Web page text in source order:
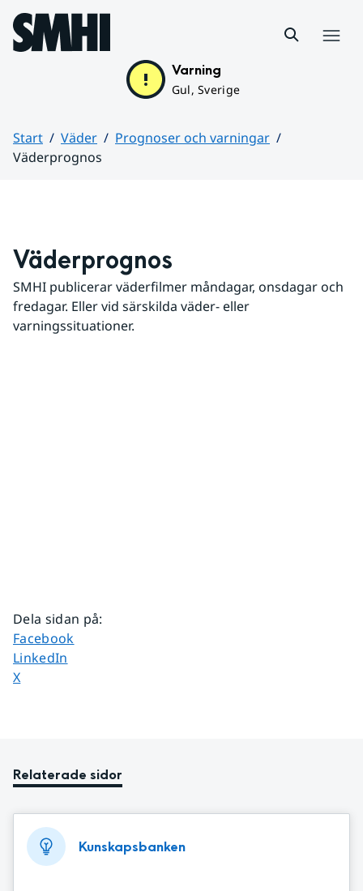
Hoppa till sidans innehåll
Varning
Gul, Sverige
Start Väder
Prognoser och varningar
Väderprognos
Väderprognos
SMHI publicerar väderfilmer måndagar, onsdagar och
fredagar. Eller vid särskilda väder- eller
varningssituationer.
Dela sidan på:
Dela sidan på
Facebook
Dela sidan på
LinkedIn
Dela sidan på
X
Relaterade sidor
Kunskapsbanken